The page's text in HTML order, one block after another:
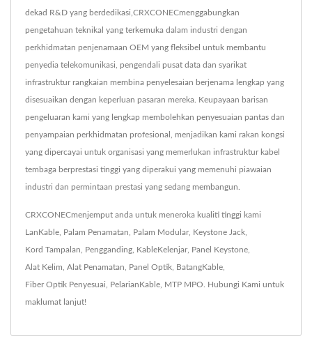
dekad R&D yang berdedikasi,CRXCONECmenggabungkan
pengetahuan teknikal yang terkemuka dalam industri dengan
perkhidmatan penjenamaan OEM yang fleksibel untuk membantu
penyedia telekomunikasi, pengendali pusat data dan syarikat
infrastruktur rangkaian membina penyelesaian berjenama lengkap yang
disesuaikan dengan keperluan pasaran mereka. Keupayaan barisan
pengeluaran kami yang lengkap membolehkan penyesuaian pantas dan
penyampaian perkhidmatan profesional, menjadikan kami rakan kongsi
yang dipercayai untuk organisasi yang memerlukan infrastruktur kabel
tembaga berprestasi tinggi yang diperakui yang memenuhi piawaian
industri dan permintaan prestasi yang sedang membangun.
CRXCONECmenjemput anda untuk meneroka kualiti tinggi kami
LanKable Palam Penamatan Palam Modular, Keystone Jack
Kord Tampalan Pengganding KableKelenjar, Panel Keystone
Alat Kelim Alat Penamatan Panel Optik BatangKable
Fiber Optik Penyesuai PelarianKable MTP MPO Hubungi Kami untuk
maklumat lanjut!